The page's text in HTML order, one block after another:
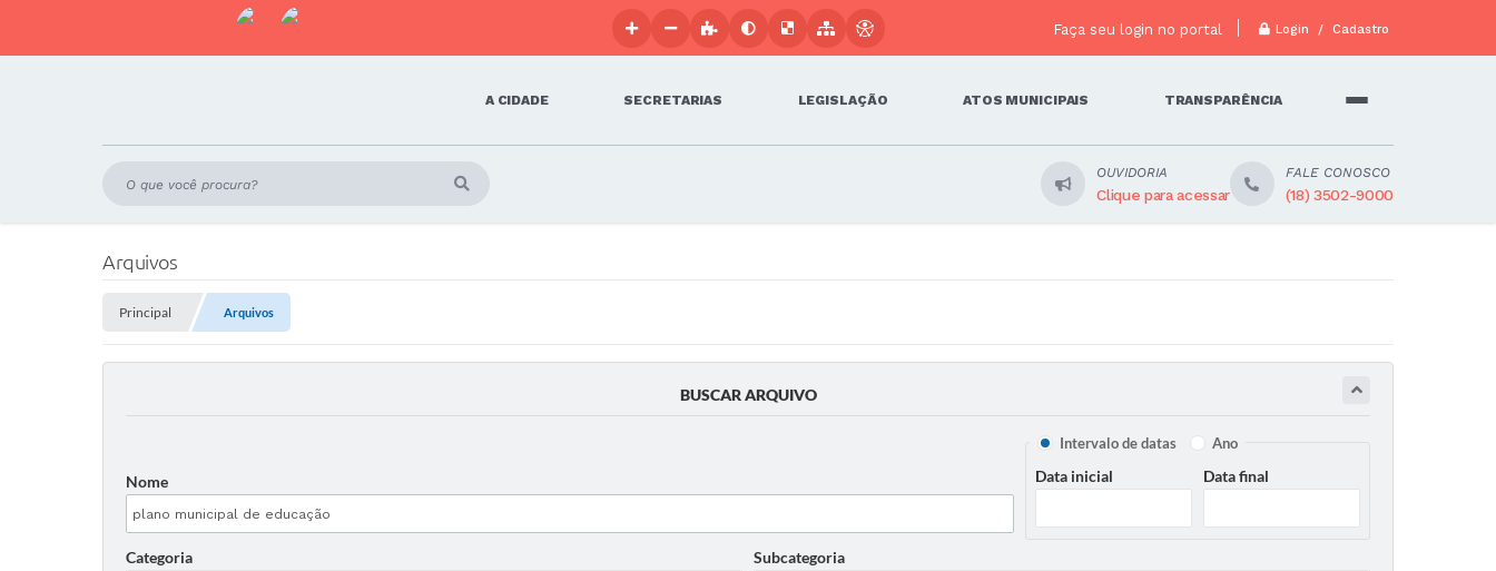
Faça seu login no portal Login / Cadastro
A CIDADE SECRETARIAS LEGISLAÇÃO ATOS MUNICIPAIS TRANSPARÊNCIA
OUVIDORIA
Clique para acessar
FALE CONOSCO
(18) 3502-9000
Arquivos
Principal Arquivos
BUSCAR ARQUIVO
Nome
Intervalo de datas Ano
Data inicial Data final
Categoria Subcategoria